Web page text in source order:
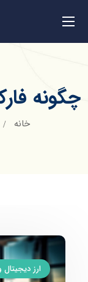
چگونه
خانه
ارز